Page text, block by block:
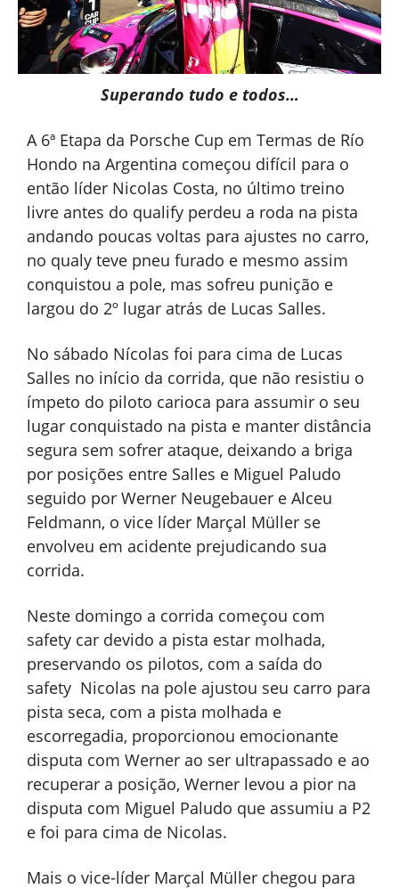
Superando tudo e todos…
A 6ª Etapa da Porsche Cup em Termas de Río
Hondo na Argentina começou difícil para o
então líder Nicolas Costa, no último treino
livre antes do qualify perdeu a roda na pista
andando poucas voltas para ajustes no carro,
no qualy teve pneu furado e mesmo assim
conquistou a pole, mas sofreu punição e
largou do 2º lugar atrás de Lucas Salles.
No sábado Nícolas foi para cima de Lucas
Salles no início da corrida, que não resistiu o
ímpeto do piloto carioca para assumir o seu
lugar conquistado na pista e manter distância
segura sem sofrer ataque, deixando a briga
por posições entre Salles e Miguel Paludo
seguido por Werner Neugebauer e Alceu
Feldmann, o vice líder Marçal Müller se
envolveu em acidente prejudicando sua
corrida.
Neste domingo a corrida começou com
safety car devido a pista estar molhada,
preservando os pilotos, com a saída do
safety Nicolas na pole ajustou seu carro para
pista seca, com a pista molhada e
escorregadia, proporcionou emocionante
disputa com Werner ao ser ultrapassado e ao
recuperar a posição, Werner levou a pior na
disputa com Miguel Paludo que assumiu a P2
e foi para cima de Nicolas.
Mais o vice-líder Marçal Müller chegou para